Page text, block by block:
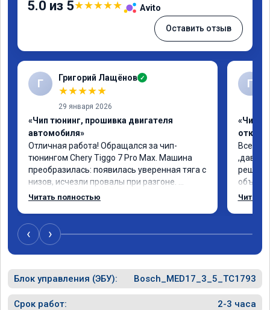
5.0 из 5★★★★★ Avito
Оставить отзыв
Г Григорий Лащёнов ✓
★★★★★
29 января 2026
«Чип тюнинг, прошивка двигателя
автомобиля»
Отличная работа! Обращался за чип-
тюнингом Chery Tiggo 7 Pro Max. Машина
преобразилась: появилась уверенная тяга с
низов, исчезли провалы при разгоне.
Расход в спокойном режиме даже немного
всем, кто сомневается.
Читать полностью
Г
«Чип
Всем
,давно
сумму
Читать
‹ ›
Блок управления (ЭБУ): Bosch_MED17_3_5_TC1793
Срок работ: 2-3 часа